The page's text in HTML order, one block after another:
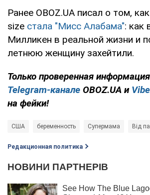
Ранее OBOZ.UA писал о том,
size стала "Мисс Алабама": как
Милликен в реальной жизни и
летнюю женщину захейтили.
Только проверенная
Telegram-канале OBOZ.UA и
на фейки!
США беременность Супермама Від
Редакционная политика